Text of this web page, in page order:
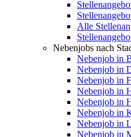
Alle
Nebenjobs nach
Nebenjob in
Nebenjob in
Nebenjob in
Nebenjob in
Nebenjob in
Nebenjob in
Nebenjob in
Nebenjob in